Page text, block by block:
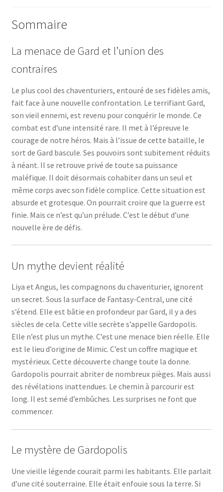
Sommaire
La menace de Gard et l’union des
contraires
Le plus cool des chaventuriers, entouré de ses fidèles amis,
fait face à une nouvelle confrontation. Le terrifiant Gard,
son vieil ennemi, est revenu pour conquérir le monde. Ce
combat est d’une intensité rare. Il met à l’épreuve le
courage de notre héros. Mais à l’issue de cette bataille, le
sort de Gard bascule. Ses pouvoirs sont subitement réduits
à néant. Il se retrouve privé de toute sa puissance
maléfique. Il doit désormais cohabiter dans un seul et
même corps avec son fidèle complice. Cette situation est
absurde et grotesque. On pourrait croire que la guerre est
finie. Mais ce n’est qu’un prélude. C’est le début d’une
nouvelle ère de défis.
Un mythe devient réalité
Liya et Angus, les compagnons du chaventurier, ignorent
un secret. Sous la surface de Fantasy-Central, une cité
s’étend. Elle est bâtie en profondeur par Gard, il y a des
siècles de cela. Cette ville secrète s’appelle Gardopolis.
Elle n’est plus un mythe. C’est une menace bien réelle. Elle
est le lieu d’origine de Mimic. C’est un coffre magique et
mystérieux. Cette découverte change toute la donne.
Gardopolis pourrait abriter de nombreux pièges. Mais aussi
des révélations inattendues. Le chemin à parcourir est
long. Il est semé d’embûches. Les surprises ne font que
commencer.
Le mystère de Gardopolis
Une vieille légende courait parmi les habitants. Elle parlait
d’une cité souterraine. Elle était enfouie sous la terre. Si